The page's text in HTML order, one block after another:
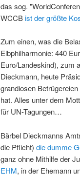
das sog.
WCCBist der größte
Zum einen, was die
Elbphilharmonie: 440
Euro/Landeskind), zum
Dieckmann, heute
grandiosen
hat. Alles unter dem
für UN-Tagungen…
Bärbel Dieckmanns
die Pflicht) die dumme
ganz ohne Mithilfe der
EHM, in der Ehemann